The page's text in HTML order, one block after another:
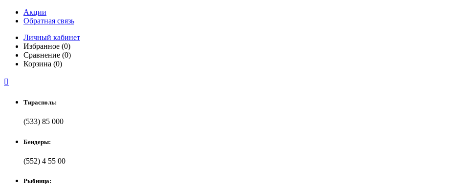
Акции
Обратная связь
Личный кабинет
Избранное (0)
Сравнение (0)
Корзина (0)

Тирасполь:
(533) 85 000
Бендеры:
(552) 4 55 00
Рыбница: